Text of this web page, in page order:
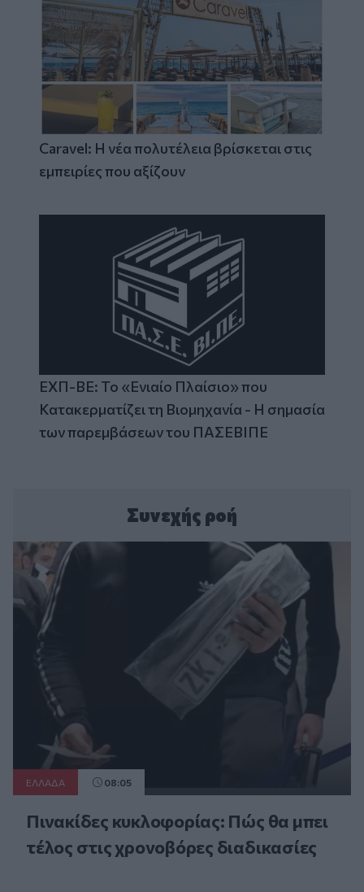
Caravel: Η νέα πολυτέλεια βρίσκεται στις
εμπειρίες που αξίζουν
ΕΧΠ-ΒΕ: Το «Ενιαίο Πλαίσιο» που
Κατακερματίζει τη Βιομηχανία - Η σημασία
των παρεμβάσεων του ΠΑΣΕΒΙΠΕ
Συνεχής ροή
ΕΛΛAΔΑ 08:05
Πινακίδες κυκλοφορίας: Πώς θα μπει
τέλος στις χρονοβόρες διαδικασίες